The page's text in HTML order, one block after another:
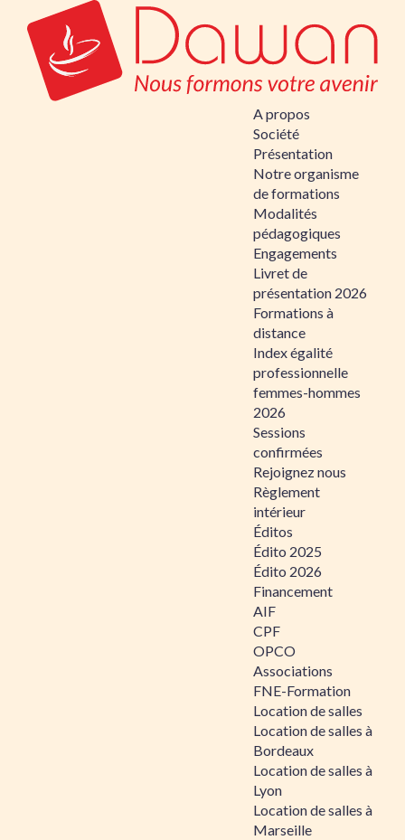
A propos
Société
Présentation
Notre organisme
de formations
Modalités
pédagogiques
Engagements
Livret de
présentation 2026
Formations à
distance
Index égalité
professionnelle
femmes-hommes
2026
Sessions
confirmées
Rejoignez nous
Règlement
intérieur
Éditos
Édito 2025
Édito 2026
Financement
AIF
CPF
OPCO
Associations
FNE-Formation
Location de salles
Location de salles à
Bordeaux
Location de salles à
Lyon
Location de salles à
Marseille